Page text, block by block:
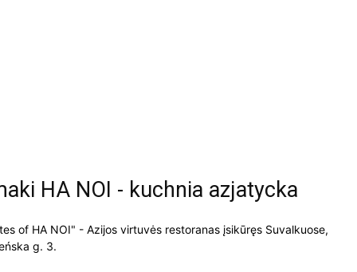
HA NOI - kuchnia azjatycka
of HA NOI" - Azijos virtuvės restoranas įsikūręs Suvalkuose,
g. 3.